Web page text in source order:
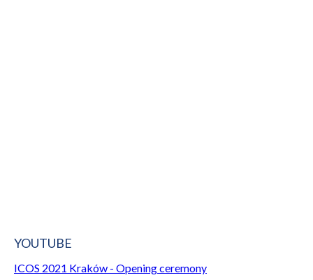
YOUTUBE
ICOS 2021 Kraków - Opening ceremony